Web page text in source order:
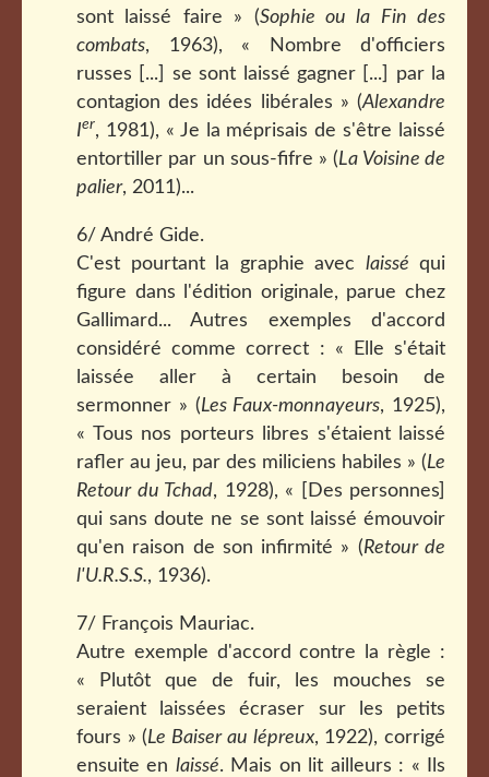
sont laissé faire » (Sophie ou la Fin des
combats, 1963), « Nombre d'officiers
russes [...] se sont laissé gagner [...] par la
contagion des idées libérales » (Alexandre
Ier, 1981), « Je la méprisais de s'être laissé
entortiller par un sous-fifre » (La Voisine de
palier, 2011)...
6/ André Gide.
C'est pourtant la graphie avec laissé qui
figure dans l'édition originale, parue chez
Gallimard... Autres exemples d'accord
considéré comme correct : « Elle s'était
laissée aller à certain besoin de
sermonner » (Les Faux-monnayeurs, 1925),
« Tous nos porteurs libres s'étaient laissé
rafler au jeu, par des miliciens habiles » (Le
Retour du Tchad, 1928), « [Des personnes]
qui sans doute ne se sont laissé émouvoir
qu'en raison de son infirmité » (Retour de
l'U.R.S.S., 1936).
7/ François Mauriac.
Autre exemple d'accord contre la règle :
« Plutôt que de fuir, les mouches se
seraient laissées écraser sur les petits
fours » (Le Baiser au lépreux, 1922), corrigé
ensuite en laissé. Mais on lit ailleurs : « Ils